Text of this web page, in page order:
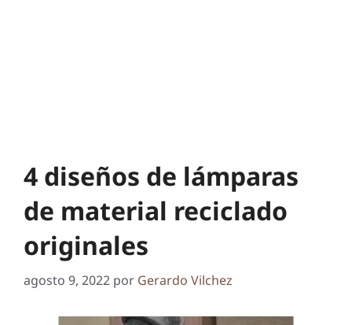
4 diseños de lámparas
de material reciclado
originales
agosto 9, 2022 por Gerardo Vilchez